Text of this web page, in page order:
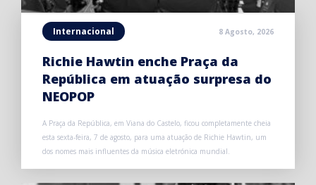
Internacional 8 Agosto, 2026
Richie Hawtin enche Praça da
República em atuação surpresa do
NEOPOP
A Praça da República, em Viana do Castelo, ficou completamente cheia
esta sexta-feira, 7 de agosto, para uma atuação de Richie Hawtin, um
dos nomes mais influentes da música eletrónica mundial.